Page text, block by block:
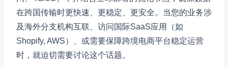
在跨国传输时更快速、更稳定、更安全。当您的业务涉
及海外分支机构互联、访问国际SaaS应用（如
Shopify, AWS）、或需要保障跨境电商平台稳定运营
时，就迫切需要讨论这个话题。